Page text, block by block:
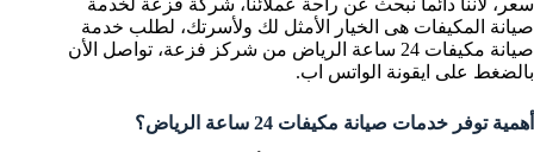
سعر، لأننا دائما نبحث عن راحة عملائنا، شركة فزعة لخدمة
صيانة المكيفات هى الخيار الأمثل لك ولأسرتك، لطلب خدمة
صيانة مكيفات 24 ساعة الرياض من شركز فزعة، تواصل الأن
بالضغط على ايقونة الواتس اب.
أهمية توفر خدمات صيانة مكيفات 24 ساعة الرياض؟